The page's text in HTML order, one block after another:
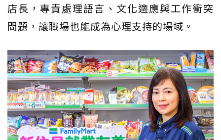
店長，專責處理語言、文化適應與工作衝突
問題，讓職場也能成為心理支持的場域。